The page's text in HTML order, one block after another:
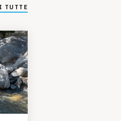
TUTTE